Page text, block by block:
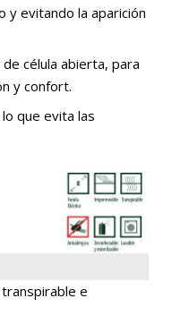
y evitando la aparición
célula abierta, para
y confort.
que evita las
e